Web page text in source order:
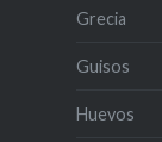
Grecia
Guisos
Huevos